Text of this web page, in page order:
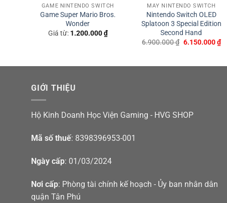
chơi trên Switch OLED sẽ có sự khác biệt rõ rệt, trải
GAME NINTENDO SWITCH
Game Super Mario Bros.
Wonder
Giá từ: 1.200.000₫
MÁY NINTENDO SWITCH
Nintendo Switch OLED
Splatoon 3 Special Edition
Second Hand
6.900.000₫ Giá
6.150.000₫Giá
GIỚI THIỆU
Hộ Kinh Doanh Học Viện Gaming - HVG SHOP
Mã số thuế: 8398396953-001
Ngày cấp: 01/03/2024
Nơi cấp: Phòng tài chính kế hoạch - Ủy ban nhân dân
quận Tân Phú